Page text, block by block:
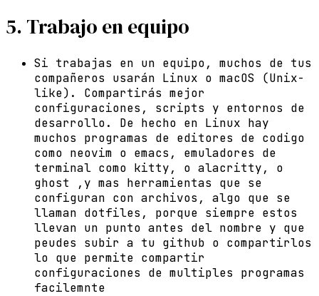
5. Trabajo en equipo
Si trabajas en un equipo, muchos de tus
compañeros usarán Linux o macOS (Unix-
like). Compartirás mejor
configuraciones, scripts y entornos de
desarrollo. De hecho en Linux hay
muchos programas de editores de codigo
como neovim o emacs, emuladores de
terminal como kitty, o alacritty, o
ghost ,y mas herramientas que se
configuran con archivos, algo que se
llaman dotfiles, porque siempre estos
llevan un punto antes del nombre y que
peudes subir a tu github o compartirlos
lo que permite compartir
configuraciones de multiples programas
facilemnte